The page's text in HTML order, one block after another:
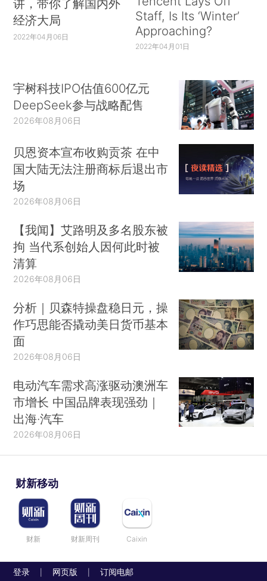
讲，带你了解国内外
经济大局
2022年04月06日
Staff, Is Its ‘Winter’
Approaching?
2022年04月01日
宇树科技IPO估值600亿元
DeepSeek参与战略配售
2026年08月06日
贝恩资本宣布收购贡茶 在中
国大陆无法注册商标后退出市
场
2026年08月06日
【我闻】艾路明及多名股东被
拘 当代系创始人因何此时被
清算
2026年08月06日
分析｜贝森特操盘稳日元，操
作巧思能否撬动美日货币基本
面
2026年08月06日
电动汽车需求高涨驱动澳洲车
市增长 中国品牌表现强劲｜
出海·汽车
2026年08月06日
财新移动
财新 财新周刊 Caixin
登录 网页版 订阅电邮